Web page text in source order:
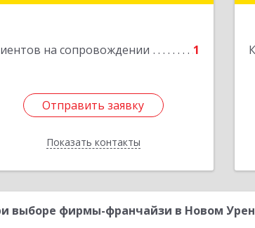
на сопровождении 1
Отправить заявку
Показать контакты
Отправить заявку
Назад
выборе фирмы-франчайзи в Новом